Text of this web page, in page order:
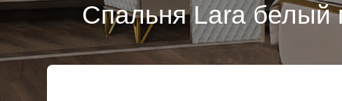
Спальня Lara белый